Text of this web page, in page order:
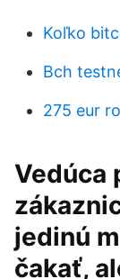
Koľko
Bch
275 eur
Vedúca
jedinú
čakať,